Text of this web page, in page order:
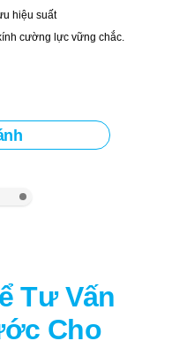
hiệu suất
cường lực vững chắc.
Tư Vấn
Cho